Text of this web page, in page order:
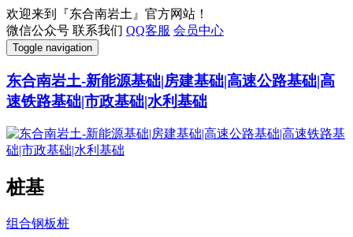
欢迎来到『东合南岩土』官方网站！
微信公众号 联系我们 QQ客服 会员中心
Toggle navigation
东合南岩土-新能源基础|房建基础|高速公路基础|高
速铁路基础|市政基础|水利基础
桩基
组合钢板桩